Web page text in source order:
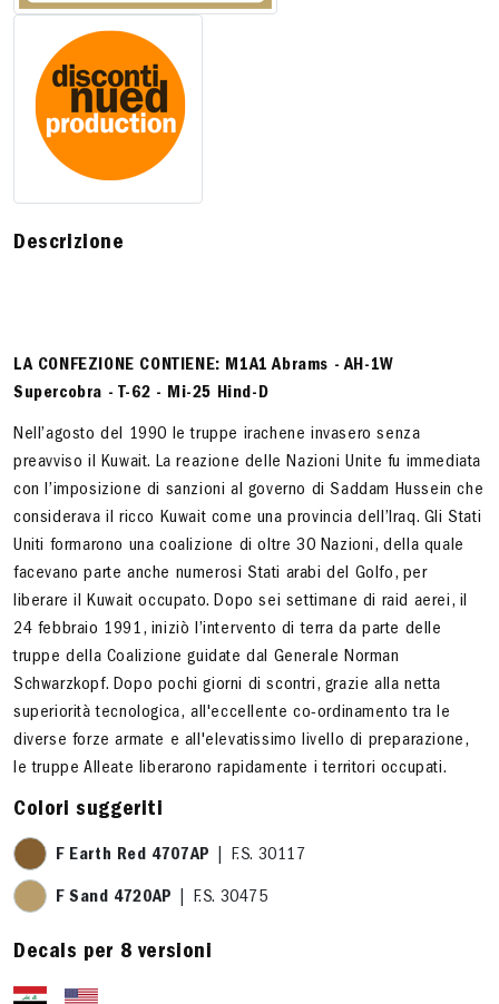
Descrizione
LA CONFEZIONE CONTIENE: M1A1Abrams - AH-1W
Supercobra - T-62 - Mi-25 Hind-D
Nell’agosto del 1990 le truppe irachene invasero senza
preavviso il Kuwait. La reazione delle Nazioni Unite fu immediata
con l’imposizione di sanzioni al governo di Saddam Hussein che
considerava il ricco Kuwait come una provincia dell’Iraq. Gli Stati
Uniti formarono una coalizione di oltre 30 Nazioni, della quale
facevano parte anche numerosi Stati arabi del Golfo, per
liberare il Kuwait occupato. Dopo sei settimane di raid aerei, il
24 febbraio 1991, iniziò l’intervento di terra da parte delle
truppe della Coalizione guidate dal Generale Norman
Schwarzkopf. Dopo pochi giorni di scontri, grazie alla netta
superiorità tecnologica, all'eccellente co-ordinamento tra le
diverse forze armate e all'elevatissimo livello di preparazione,
le truppe Alleate liberarono rapidamente i territori occupati.
Colori suggeriti
F Earth Red 4707AP | F.S. 30117
F Sand 4720AP | F.S. 30475
Decals per 8 versioni